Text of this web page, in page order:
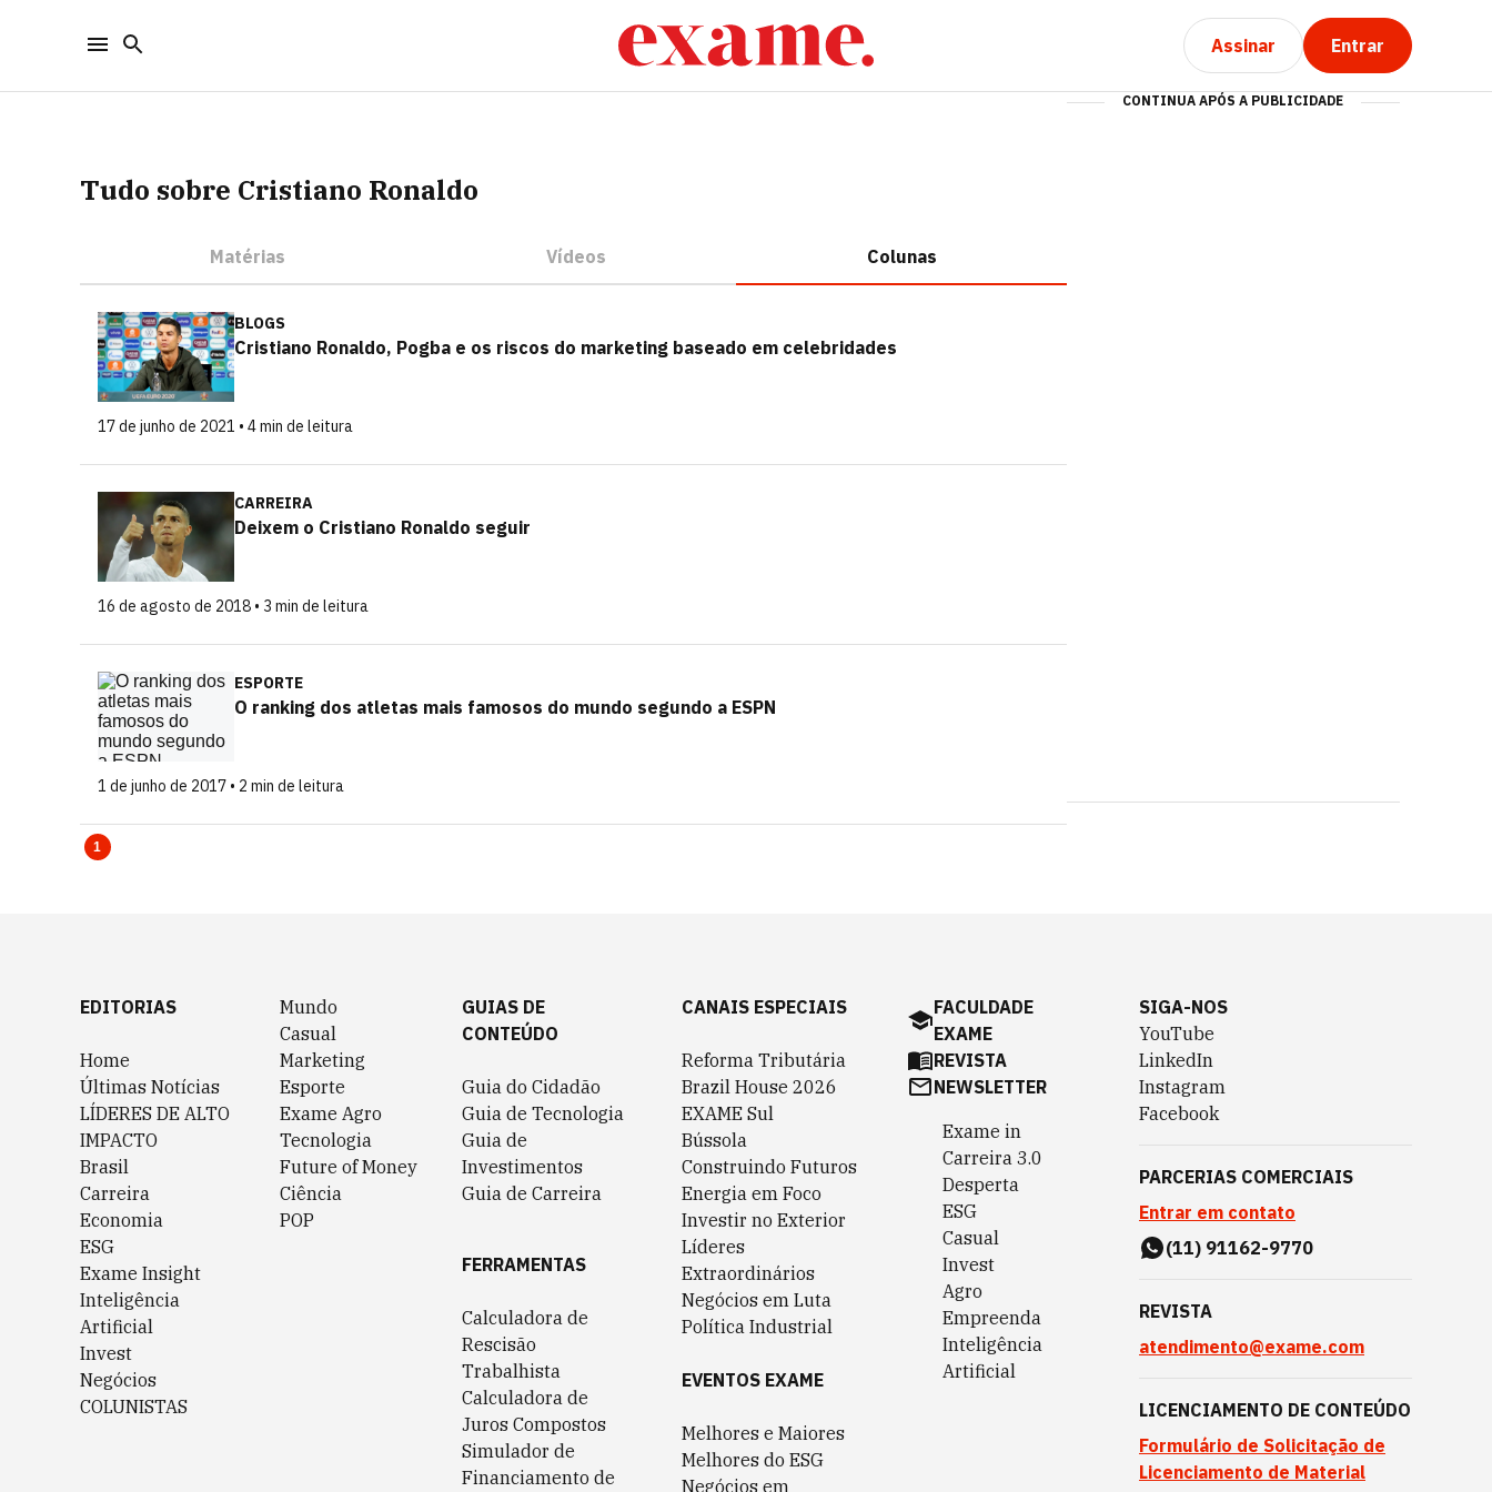
Assinar Entrar
Tudo sobre Cristiano Ronaldo
Matérias Vídeos Colunas
BLOGS
Cristiano Ronaldo, Pogba e os riscos do marketing baseado em celebridades
17 de junho de 2021 • 4 min de leitura
CARREIRA
Deixem o Cristiano Ronaldo seguir
16 de agosto de 2018 • 3 min de leitura
ESPORTE
O ranking dos atletas mais famosos do mundo segundo a ESPN
1 de junho de 2017 • 2 min de leitura
CONTINUA APÓS A PUBLICIDADE
1
EDITORIAS
Home
Últimas Notícias
LÍDERES DE ALTO
IMPACTO
Brasil
Carreira
Economia
ESG
Exame Insight
Inteligência
Artificial
Invest
Negócios
COLUNISTAS
Mundo
Casual
Marketing
Esporte
Exame Agro
Tecnologia
Future of Money
Ciência
POP
GUIAS DE
CONTEÚDO
Guia do Cidadão
Guia de Tecnologia
Guia de
Investimentos
Guia de Carreira
FERRAMENTAS
Calculadora de
Rescisão
Trabalhista
Calculadora de
Juros Compostos
Simulador de
Financiamento de
CANAIS ESPECIAIS
Reforma Tributária
Brazil House 2026
EXAME Sul
Bússola
Construindo Futuros
Energia em Foco
Investir no Exterior
Líderes
Extraordinários
Negócios em Luta
Política Industrial
EVENTOS EXAME
Melhores e Maiores
Melhores do ESG
Negócios em
FACULDADE
EXAME
REVISTA
NEWSLETTER
Exame in
Carreira 3.0
Desperta
ESG
Casual
Invest
Agro
Empreenda
Inteligência
Artificial
SIGA-NOS
YouTube
LinkedIn
Instagram
Facebook
PARCERIAS COMERCIAIS
Entrar em contato
(11) 91162-9770
REVISTA
atendimento@exame.com
LICENCIAMENTO DE CONTEÚDO
Formulário de Solicitação de
Licenciamento de Material